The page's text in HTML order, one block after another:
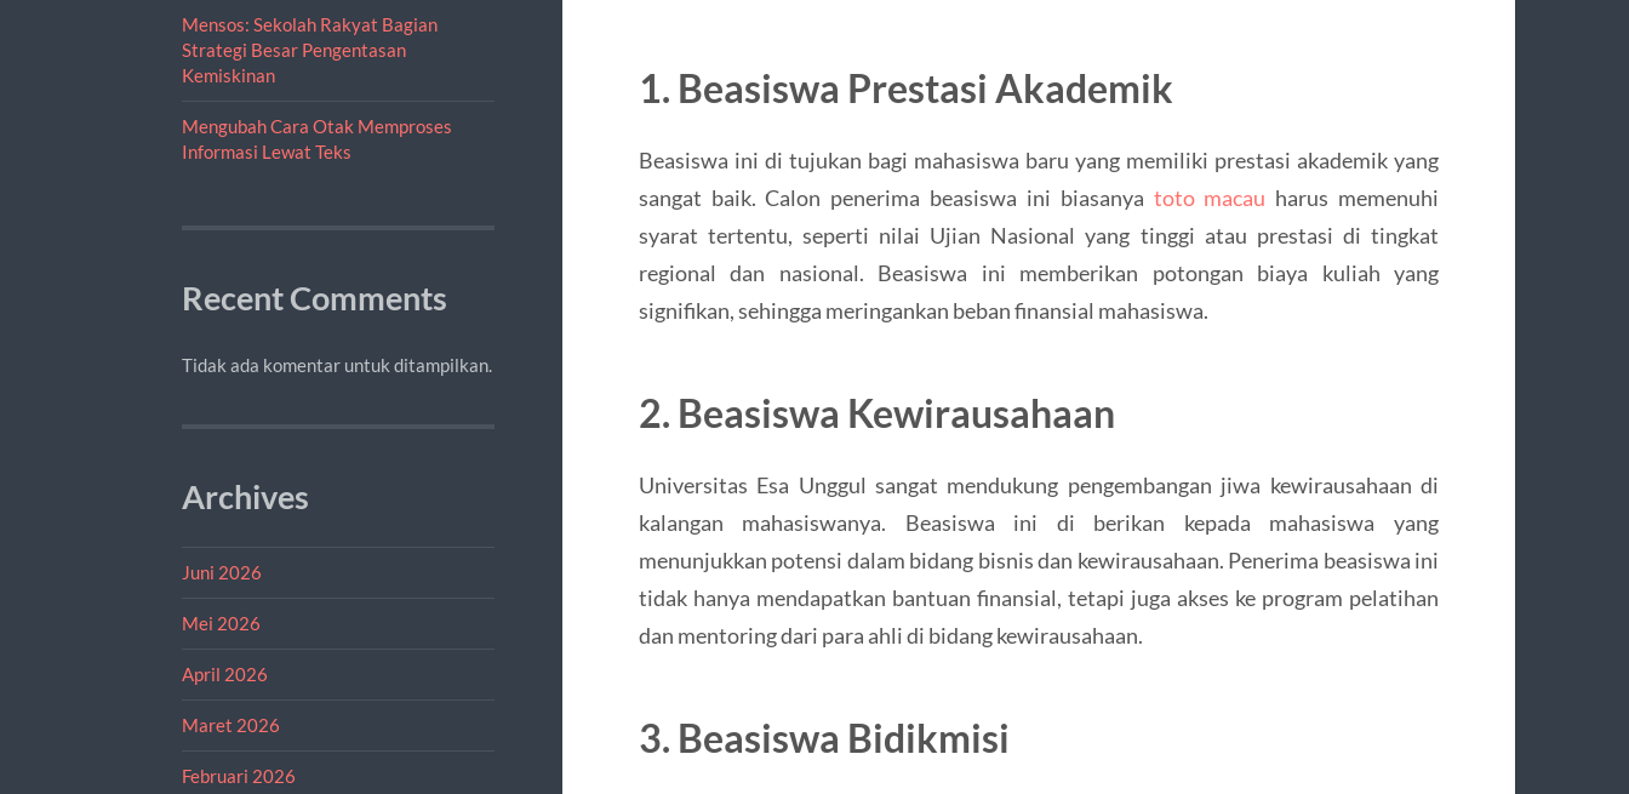
Mensos: Sekolah Rakyat Bagian
Strategi Besar Pengentasan
Kemiskinan
Mengubah Cara Otak Memproses
Informasi Lewat Teks
Recent Comments
Tidak ada komentar untuk ditampilkan.
Archives
Juni 2026
Mei 2026
April 2026
Maret 2026
Februari 2026
1. Beasiswa Prestasi Akademik
Beasiswa ini di tujukan bagi mahasiswa baru yang memiliki prestasi akademik yang
sangat baik. Calon penerima beasiswa ini biasanya toto macau harus memenuhi
syarat tertentu, seperti nilai Ujian Nasional yang tinggi atau prestasi di tingkat
regional dan nasional. Beasiswa ini memberikan potongan biaya kuliah yang
signifikan, sehingga meringankan beban finansial mahasiswa.
2. Beasiswa Kewirausahaan
Universitas Esa Unggul sangat mendukung pengembangan jiwa kewirausahaan di
kalangan mahasiswanya. Beasiswa ini di berikan kepada mahasiswa yang
menunjukkan potensi dalam bidang bisnis dan kewirausahaan. Penerima beasiswa ini
tidak hanya mendapatkan bantuan finansial, tetapi juga akses ke program pelatihan
dan mentoring dari para ahli di bidang kewirausahaan.
3. Beasiswa Bidikmisi